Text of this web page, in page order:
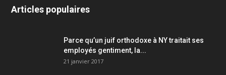
Articles populaires
Parce qu’un juif orthodoxe à NY traitait ses
employés gentiment, la...
21 janvier 2017